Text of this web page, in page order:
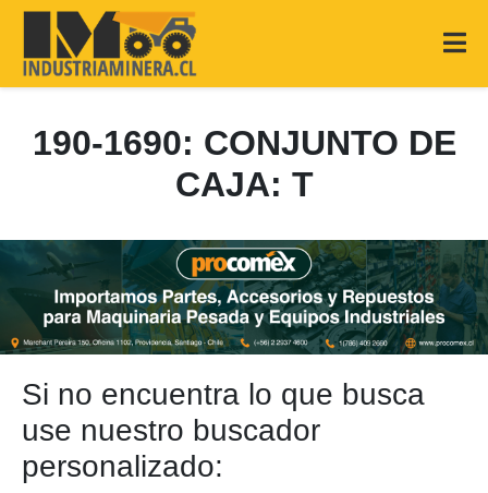
190-1690: CONJUNTO DE
CAJA: T
Si no encuentra lo que busca
use nuestro buscador
personalizado: